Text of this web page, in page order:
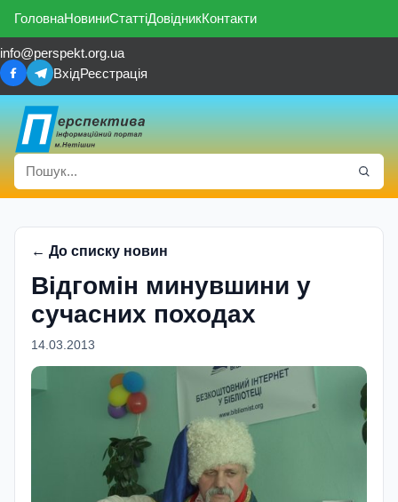
ГоловнаНовиниСтаттіДовідникКонтакти
info@perspekt.org.ua
ВхідРеєстрація
← До списку новин
Відгомін минувшини у
сучасних походах
14.03.2013